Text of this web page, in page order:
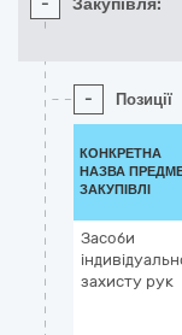
- Закупівля:
- Позиції
КОНКРЕТНА
НАЗВА
ЗАКУПІВЛІ
Засоби
захисту рук